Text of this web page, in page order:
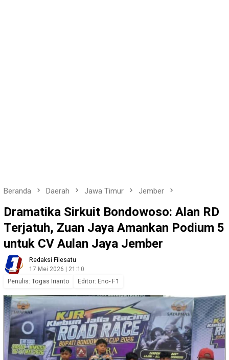
Beranda Daerah Jawa Timur Jember
Dramatika Sirkuit Bondowoso: Alan RD
Terjatuh, Zuan Jaya Amankan Podium 5
untuk CV Aulan Jaya Jember
Redaksi Filesatu
17 Mei 2026 | 21:10
Penulis: Togas Irianto Editor: Eno- F1